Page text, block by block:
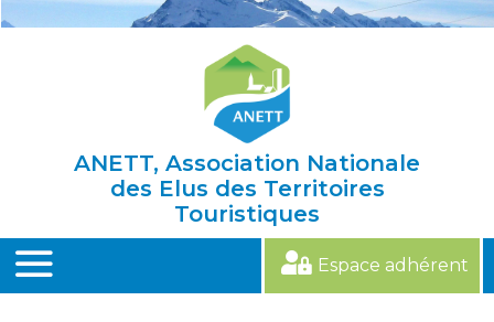
ANETT, Association Nationale
des Elus des Territoires
Touristiques
MENU
Espace adhérent